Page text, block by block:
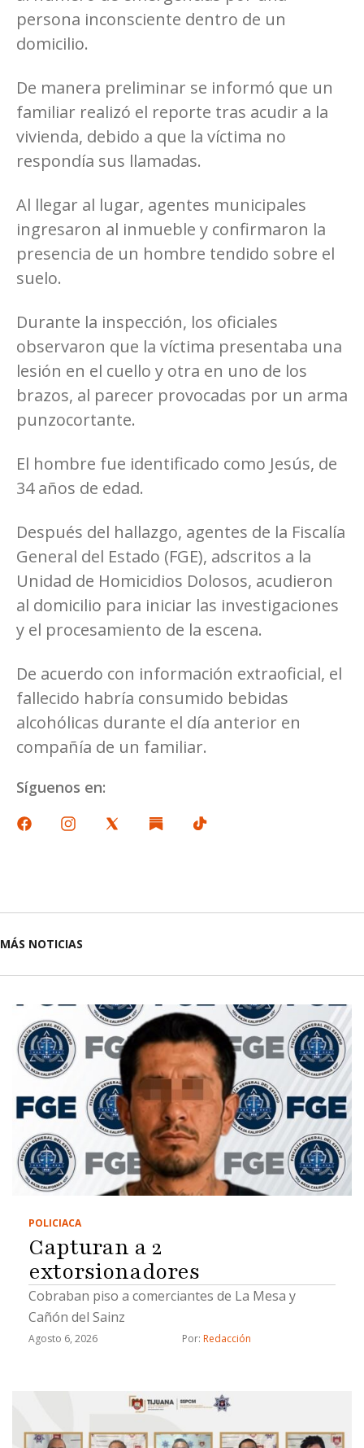
persona inconsciente dentro de un
domicilio.
De manera preliminar se informó que un
familiar realizó el reporte tras acudir a la
vivienda, debido a que la víctima no
respondía sus llamadas.
Al llegar al lugar, agentes municipales
ingresaron al inmueble y confirmaron la
presencia de un hombre tendido sobre el
suelo.
Durante la inspección, los oficiales
observaron que la víctima presentaba una
lesión en el cuello y otra en uno de los
brazos, al parecer provocadas por un arma
punzocortante.
El hombre fue identificado como Jesús, de
34 años de edad.
Después del hallazgo, agentes de la Fiscalía
General del Estado (FGE), adscritos a la
Unidad de Homicidios Dolosos, acudieron
al domicilio para iniciar las investigaciones
y el procesamiento de la escena.
De acuerdo con información extraoficial, el
fallecido habría consumido bebidas
alcohólicas durante el día anterior en
compañía de un familiar.
Síguenos en:
MÁS NOTICIAS
POLICIACA
Capturan a 2
extorsionadores
Cobraban piso a comerciantes de La Mesa y
Cañón del Sainz
Agosto 6, 2026 Por: Redacción